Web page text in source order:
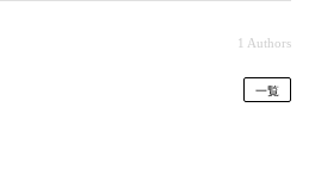
1 Authors
一覧